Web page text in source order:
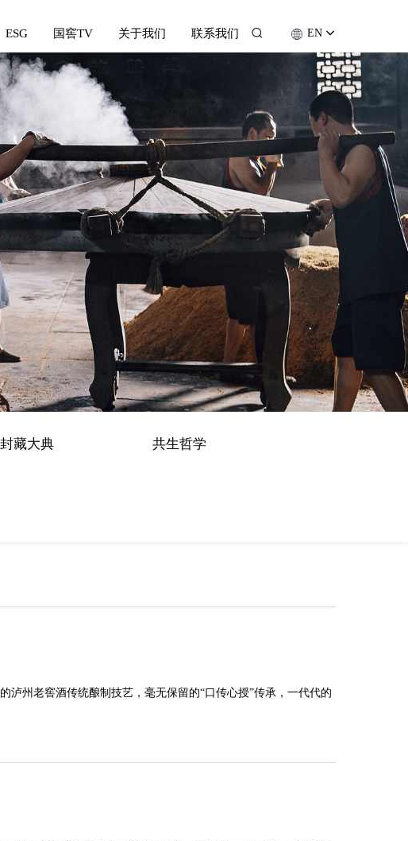
EN
ESG 国窖TV 关于我们 联系我们
封藏大典 共生哲学
州老窖酒传统酿制技艺，毫无保留的“口传心授”传承，一代代的